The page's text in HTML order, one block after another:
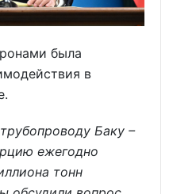
была
в
Баку –
ежегодно
тонн